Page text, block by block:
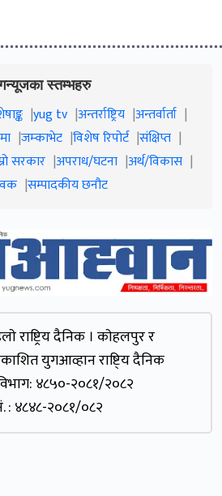
स्तम्भहरु
yug tv अन्तर्राष्ट्रिय अन्तर्वार्ता
जम्काभेट विशेष रिपोर्ट संक्षिप्त
सरकार अपराध/घटना अर्थ/विकास
सम्पादकीय छनौट
राष्ट्रिय दैनिक । काेहलपुर र
युगआव्हान राष्टि्य दैनिक
४८५०-२०८१/२०८२
: ४८४८-२०८१/०८२